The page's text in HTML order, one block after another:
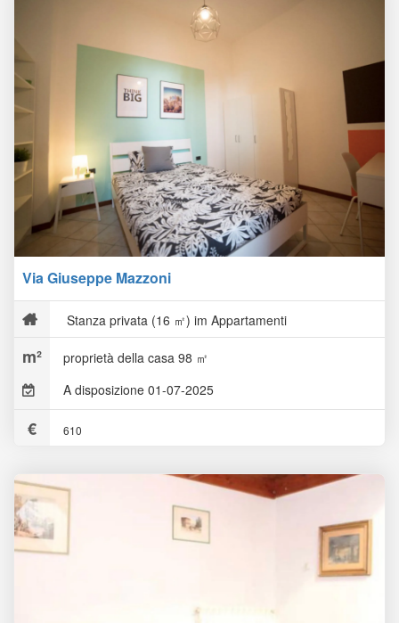
Via Giuseppe Mazzoni
Stanza privata (16 ㎡) im Appartamenti
proprietà della casa 98 ㎡
A disposizione 01-07-2025
610